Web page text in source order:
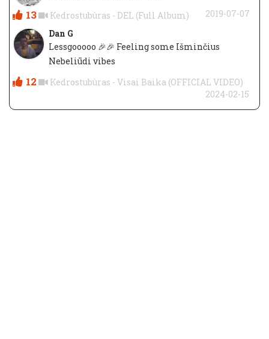
13 Kedrostubùras - DEL (Full Album)
2019-07-07
Dan G
Lessgooooo 🎉🎉 Feeling some Išminčius
Nebeliūdi vibes
12
Kedrostubùras - Visai Baika (OFFICIAL VIDEO)
2024-02-15